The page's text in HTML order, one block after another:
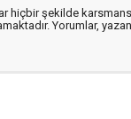
hiçbir şekilde
Yorumlar,